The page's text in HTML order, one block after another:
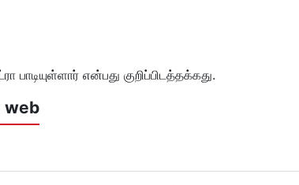
என்பது குறிப்பிடத்தக்கது.
web